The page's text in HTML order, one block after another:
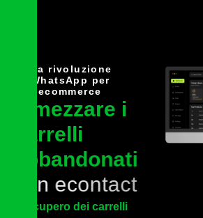
La rivoluzione
WhatsApp per
l’ecommerce
mezzare i
arrelli
bbandonati
n econtact
recupero dei carrelli